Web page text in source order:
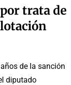
trata de
de la sanción
diputado